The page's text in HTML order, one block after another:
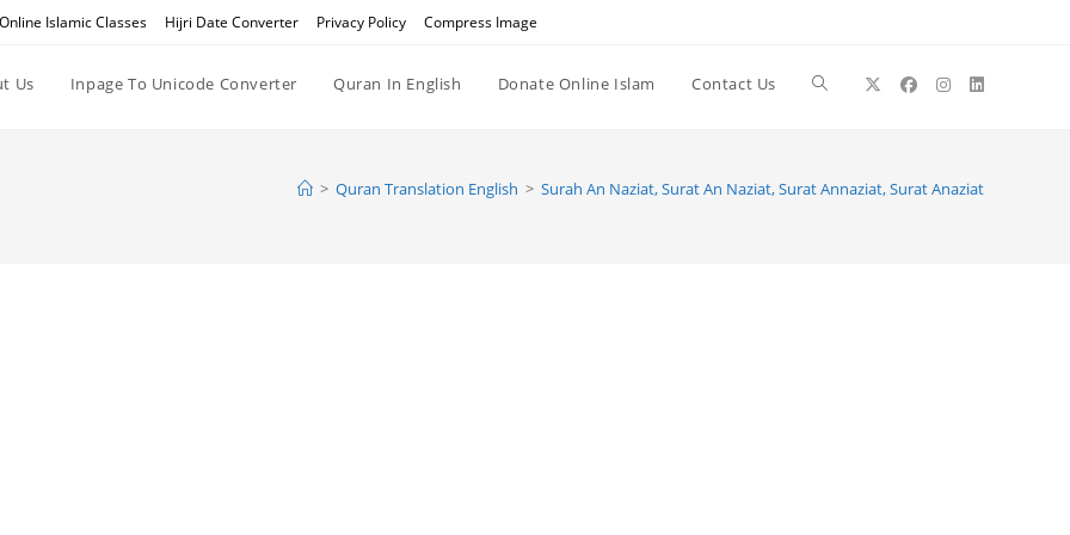
Islamic Classes Hijri Date Converter Privacy Policy Compress Image
Us Inpage To Unicode Converter Quran In English Donate Online Islam Contact Us Toggle
> Quran Translation English > Surah An Naziat, Surat An Naziat, Surat Annaziat, Surat Anaziat